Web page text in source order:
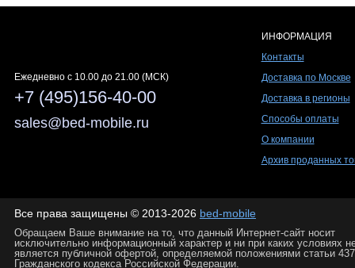
Ежедневно c 10.00 до 21.00 (МСК)
+7 (495)156-40-00
sales@bed-mobile.ru
ИНФОРМАЦИЯ
Контакты
Доставка по Москве
Доставка в регионы
Способы оплаты
О компании
Архив проданных
Все права защищены © 2013-2026 bed-mobile
Обращаем Ваше внимание на то, что данный Интернет-сайт носит
исключительно информационный характер и ни при каких условиях
является публичной офертой, определяемой положениями статьи 437
Гражданского кодекса Российской Федерации.